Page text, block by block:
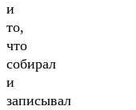
и
то,
что
собирал
и
записывал